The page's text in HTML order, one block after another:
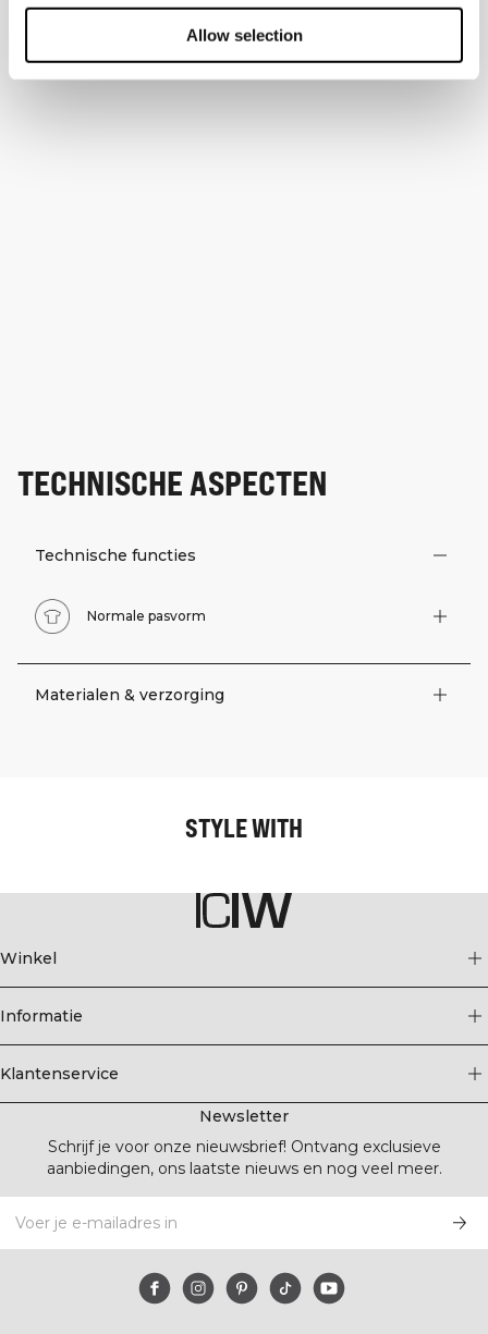
Allow selection
TECHNISCHE ASPECTEN
Technische functies
Normale pasvorm
Materialen & verzorging
STYLE WITH
Winkel
Informatie
Klantenservice
Newsletter
Schrijf je voor onze nieuwsbrief! Ontvang exclusieve
aanbiedingen, ons laatste nieuws en nog veel meer.